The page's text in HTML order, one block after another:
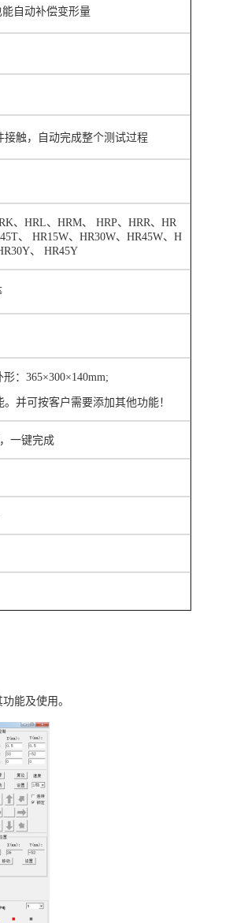
自动补偿变形量
触，自动完成整个测试过程
、 HRL、 HRM、 HRP、 HRR、 HR
、 HR15W、 HR30W、 HR45W、 H
、 HR45Y
： 365×300×140mm;
并可按客户需要添加其他功能！
一键完成
能及使用。